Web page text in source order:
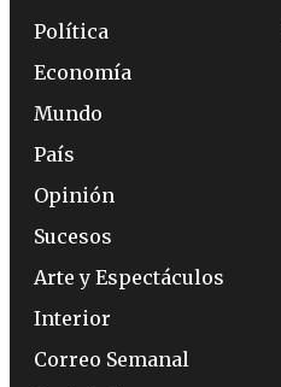
Política
Economía
Mundo
País
Opinión
Sucesos
Arte y Espectáculos
Interior
Correo Semanal